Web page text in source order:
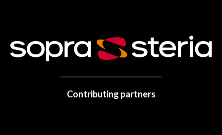
Contributing partners